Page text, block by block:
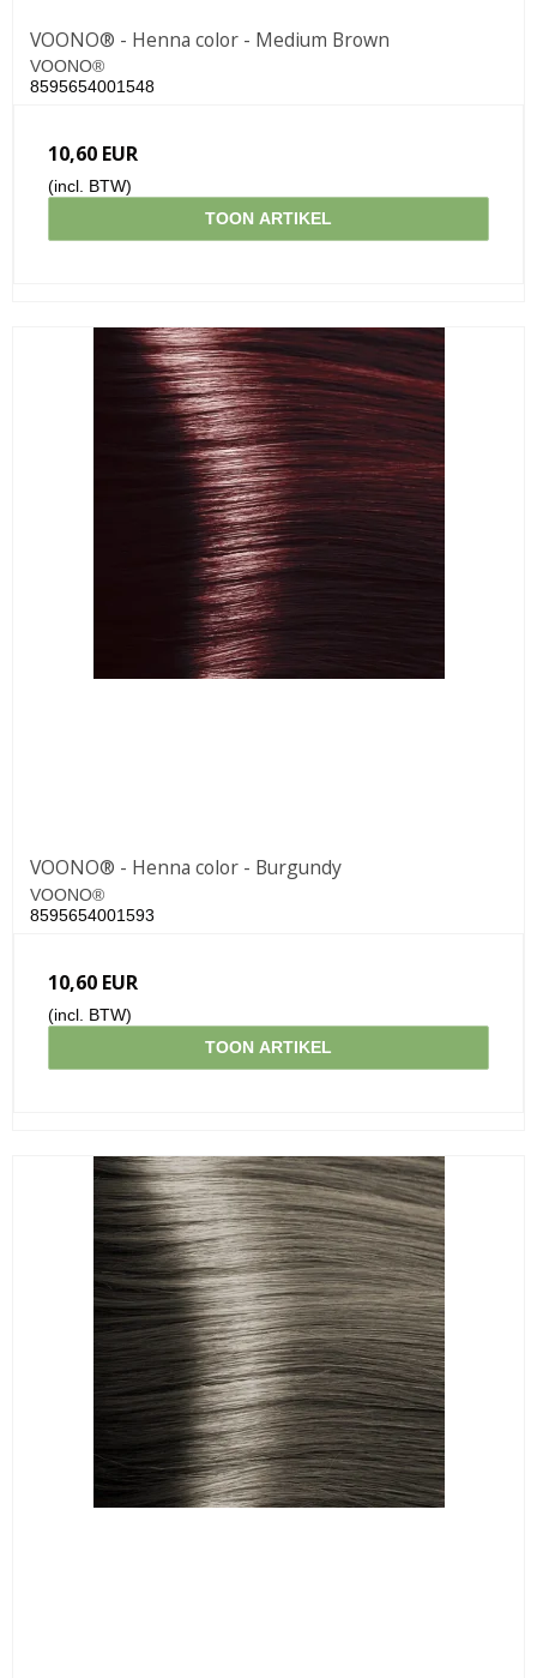
VOONO® - Henna color - Medium Brown
VOONO®
8595654001548
10,60 EUR
(incl. BTW)
TOON ARTIKEL
VOONO® - Henna color - Burgundy
VOONO®
8595654001593
10,60 EUR
(incl. BTW)
TOON ARTIKEL